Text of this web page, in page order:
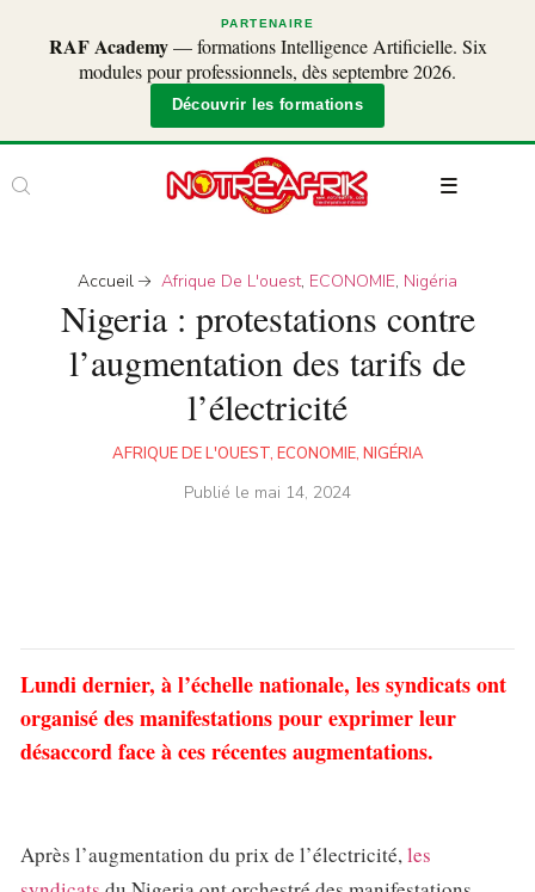
PARTENAIRE
RAF Academy— formations Intelligence Artificielle. Six
modules pour professionnels, dès septembre 2026.
Découvrir les formations
Accueil Afrique De L'ouest, ECONOMIE, Nigéria
Nigeria : protestations contre
l’augmentation des tarifs de
l’électricité
AFRIQUE DE L'OUEST, ECONOMIE, NIGÉRIA
Publié le mai 14, 2024
Lundi dernier, à l’échelle nationale, les syndicats ont
organisé des manifestations pour exprimer leur
désaccord face à ces récentes augmentations.
Après l’augmentation du prix de l’électricité,les